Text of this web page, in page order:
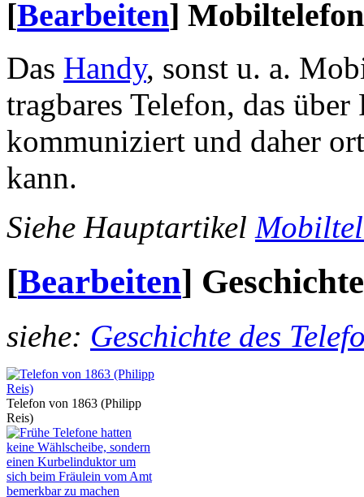
[Bearbeiten]
Das Handy, sonst u. a.
tragbares Telefon, das
kommuniziert und daher
kann.
Siehe Hauptartikel
[Bearbeiten] Geschichte
siehe: Geschichte des
Telefon von 1863 (Philipp
Reis)